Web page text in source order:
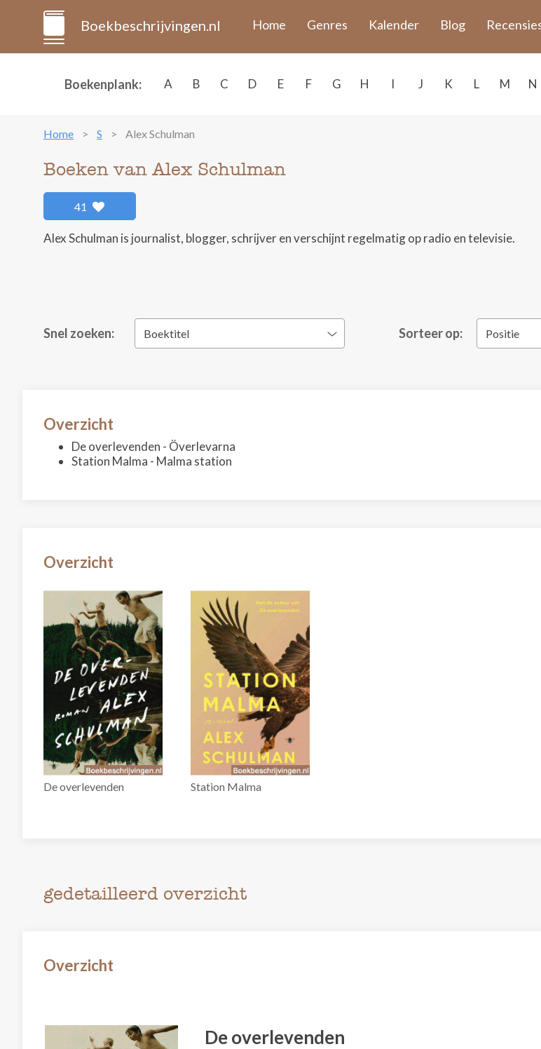
Boekbeschrijvingen.nl Home Genres Kalender Blog
Boekenplank: A B C D E F G H I J K L M N
Home S Alex Schulman
Boeken van Alex Schulman
41
Alex Schulman is journalist, blogger, schrijver en verschijnt regelmatig op radio en televisie.
Snel zoeken: Boektitel Sorteer op: Positie
Overzicht
De overlevenden - Överlevarna
Station Malma - Malma station
Overzicht
De overlevenden Station Malma
gedetailleerd overzicht
Overzicht
De overlevenden